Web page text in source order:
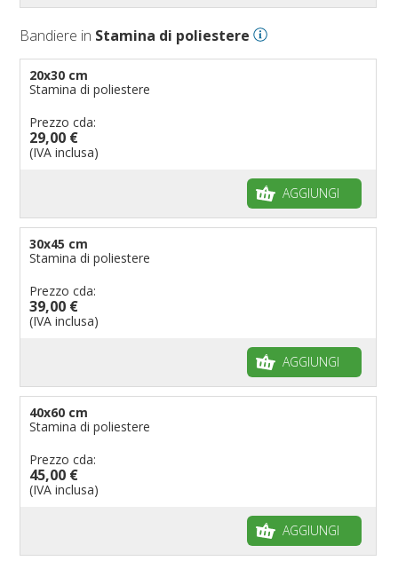
Bandiere in Stamina di poliestere
20x30 cm
Stamina di poliestere
Prezzo cda:
29,00 €
(IVA inclusa)
AGGIUNGI
30x45 cm
Stamina di poliestere
Prezzo cda:
39,00 €
(IVA inclusa)
AGGIUNGI
40x60 cm
Stamina di poliestere
Prezzo cda:
45,00 €
(IVA inclusa)
AGGIUNGI